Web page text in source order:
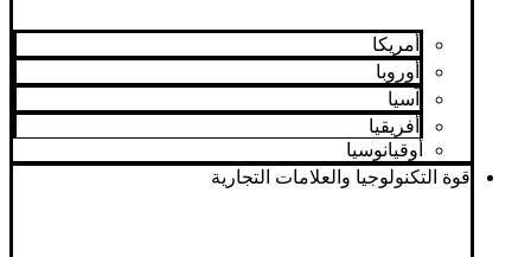
أمريكا
أوروبا
آسيا
أفريقيا
أوقيانوسيا
قوة التكنولوجيا والعلامات التجارية